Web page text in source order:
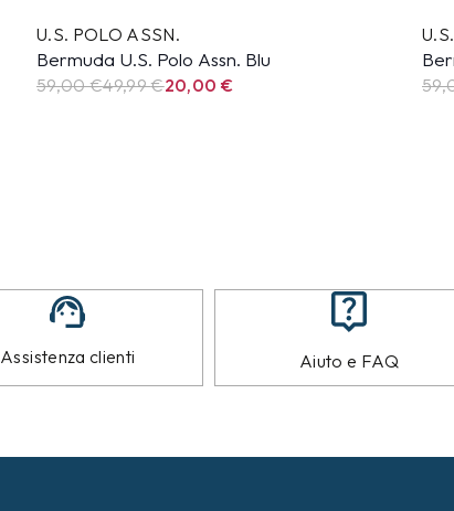
U.S. POLO ASSN.
Bermuda U.S. Polo Assn. Blu
59,00 €49,99€20,00 €
Assistenza clienti Aiuto e FAQ